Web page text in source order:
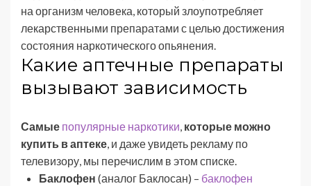
на организм человека, который злоупотребляет
лекарственными препаратами с целью достижения
состояния наркотического опьянения.
Какие аптечные препараты
вызывают зависимость
Самые популярные наркотики, которые можно
купить в аптеке, и даже увидеть рекламу по
телевизору, мы перечислим в этом списке.
Баклофен (аналог Баклосан) – баклофен